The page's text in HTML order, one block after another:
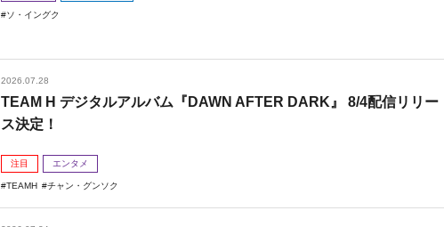
ソ・イングク
2026.07.28
TEAM H デジタルアルバム『DAWN AFTER DARK』 8/4配信リリー
ス決定！
注目 エンタメ
TEAMH チャン・グンソク